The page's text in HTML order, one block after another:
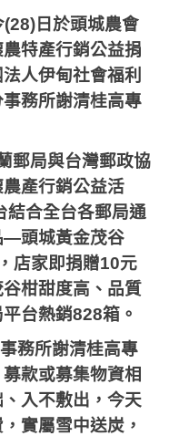
(28) 日於頭城農會
特產行銷公益捐
人伊甸社會福利
務所謝清桂高專
郵局與台灣郵政協
產行銷公益活
結合全台各郵局通
—頭城黃金茂谷
店家即捐贈10元
柑甜度高、品質
台熱銷828箱。
務所謝清桂高專
款或募集物資相
入不敷出，今天
實屬雪中送炭，